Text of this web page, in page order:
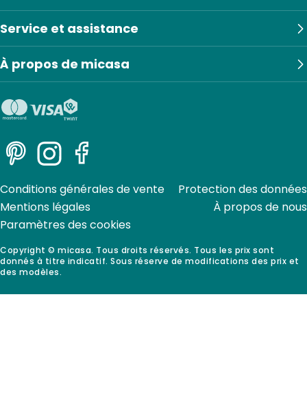
Service et assistance
À propos de micasa
PinterestInstagramFacebook
Copyright © micasa. Tous droits réservés. Tous les prix sont
donnés à titre indicatif. Sous réserve de modifications des prix et
des modèles.
Conditions générales de vente
Protection des données
Mentions légales
À propos de nous
Paramètres des cookies